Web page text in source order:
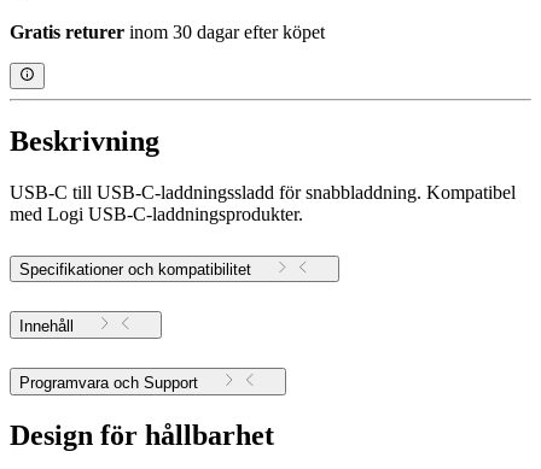
Gratis returer inom 30 dagar efter köpet
Beskrivning
USB-C till USB-C-laddningssladd för snabbladdning. Kompatibel
med Logi USB-C-laddningsprodukter.
Specifikationer och kompatibilitet
Innehåll
Programvara och Support
Design för hållbarhet